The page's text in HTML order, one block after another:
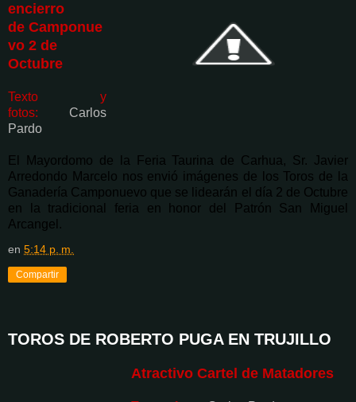
encierro
de Camponue
vo 2 de
Octubre
Texto y
fotos:
Carlos
Pardo
El Mayordomo de la Feria Taurina de Carhua, Sr. Javier
Arredondo Marcelo nos envió imágenes de los Toros de la
Ganadería Camponuevo que se lidearán el día 2 de Octubre
en la tradicional feria en honor del Patrón San Miguel
Arcangel.
en 5:14 p. m.
Compartir
TOROS DE ROBERTO PUGA EN TRUJILLO
Atractivo Cartel de Matadores